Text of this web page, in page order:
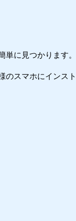
に見つかります
のスマホにインス